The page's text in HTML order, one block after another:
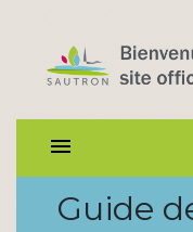
menu
Guide